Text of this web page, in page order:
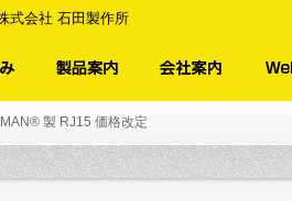
式会社 石田製作所
製 RJ15 価格改定